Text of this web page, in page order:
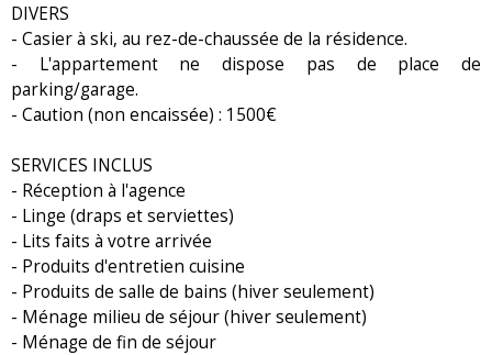
DIVERS
- Casier à ski, au rez-de-chaussée de la résidence.
- L'appartement ne dispose pas de place de
parking/garage.
- Caution (non encaissée) : 1500€
SERVICES INCLUS
- Réception à l'agence
- Linge (draps et serviettes)
- Lits faits à votre arrivée
- Produits d'entretien cuisine
- Produits de salle de bains (hiver seulement)
- Ménage milieu de séjour (hiver seulement)
- Ménage de fin de séjour